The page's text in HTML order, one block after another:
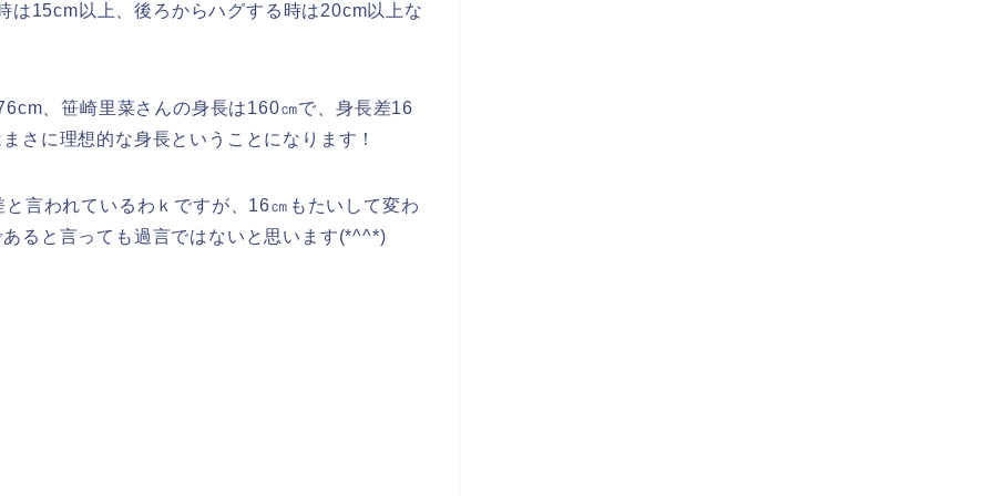
は15cm以上、後ろからハグする時は20cm以上な
、笹崎里菜さんの身長は160㎝で、身長差16
さに理想的な身長ということになります！
言われているわｋですが、16㎝もたいして変わ
ると言っても過言ではないと思います(*^^*)